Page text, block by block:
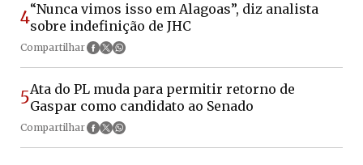
4“Nunca vimos isso em Alagoas”, diz analista
sobre indefinição de JHC
Compartilhar
5Ata do PL muda para permitir retorno de
Gaspar como candidato ao Senado
Compartilhar